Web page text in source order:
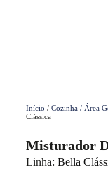
Início / Cozinha / Área
Clássica
Misturador
Linha: Bella